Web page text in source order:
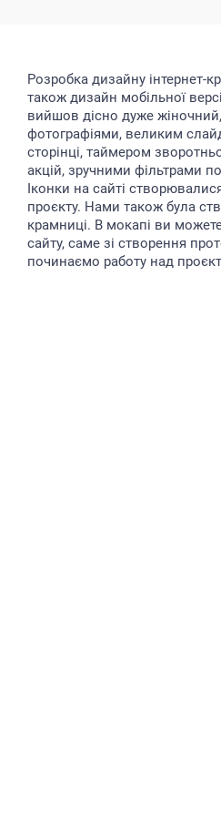
Розробка дизайну інтернет-
також дизайн мобільної
вийшов дісно дуже
фотографіями, великим
сторінці, таймером
акцій, зручними фільтрами
Іконки на сайті
проєкту. Нами також була
крамниці. В мокапі ви
сайту, саме зі створення
починаємо работу над